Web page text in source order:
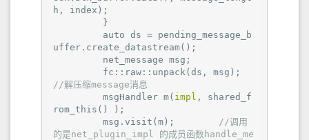
h, index);
uffer.create_datastream();
//解压缩message消息
         msgHandler m(
impl , shared_f
rom_this() );
         msg.visit(m);
//调用
的是net_plugin_impl 的成员函数handle_me